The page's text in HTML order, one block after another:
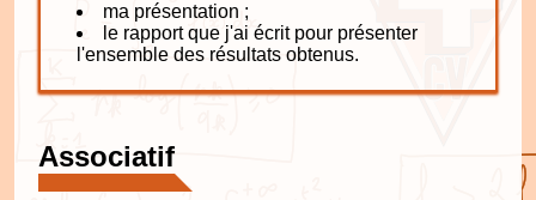
ma présentation ;
le rapport que j'ai écrit pour présenter
l'ensemble des résultats obtenus.
Associatif